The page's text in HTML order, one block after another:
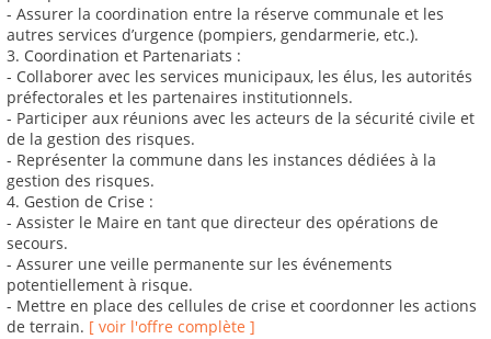
- Assurer la coordination entre la réserve communale et les
autres services d’urgence (pompiers, gendarmerie, etc.).
3. Coordination et Partenariats :
- Collaborer avec les services municipaux, les élus, les autorités
préfectorales et les partenaires institutionnels.
- Participer aux réunions avec les acteurs de la sécurité civile et
de la gestion des risques.
- Représenter la commune dans les instances dédiées à la
gestion des risques.
4. Gestion de Crise :
- Assister le Maire en tant que directeur des opérations de
secours.
- Assurer une veille permanente sur les événements
potentiellement à risque.
- Mettre en place des cellules de crise et coordonner les actions
de terrain. [ voir l'offre complète ]